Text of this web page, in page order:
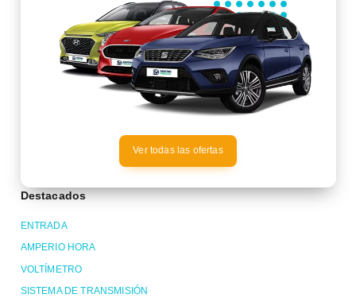
Ver todas las ofertas
Destacados
ENTRADA
AMPERIO HORA
VOLTÍMETRO
SISTEMA DE TRANSMISIÓN